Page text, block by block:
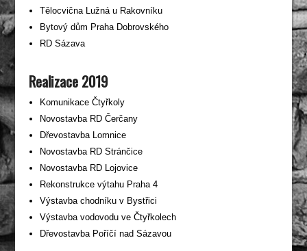
Tělocvična Lužná u Rakovníku
Bytový dům Praha Dobrovského
RD Sázava
Realizace 2019
Komunikace Čtyřkoly
Novostavba RD Čerčany
Dřevostavba Lomnice
Novostavba RD Stránčice
Novostavba RD Lojovice
Rekonstrukce výtahu Praha 4
Výstavba chodníku v Bystřici
Výstavba vodovodu ve Čtyřkolech
Dřevostavba Poříčí nad Sázavou